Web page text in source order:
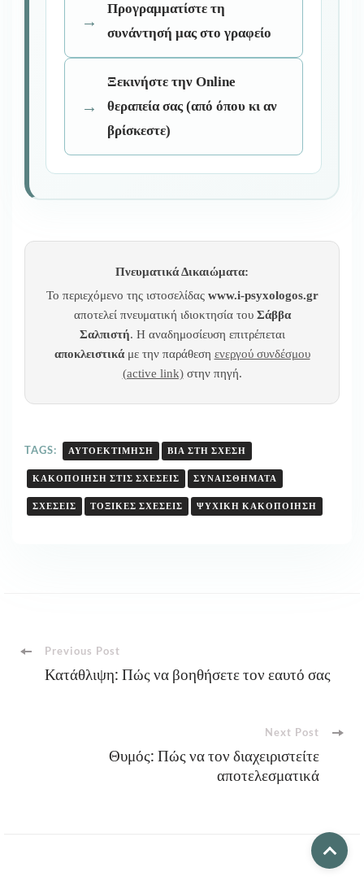
Προγραμματίστε τη
συνάντησή μας στο γραφείο
Ξεκινήστε την Online
θεραπεία σας (από όπου κι αν
βρίσκεστε)
Πνευματικά Δικαιώματα:
Το περιεχόμενο της ιστοσελίδας www.i-psyxologos.gr
αποτελεί πνευματική ιδιοκτησία του Σάββα
Σαλπιστή. Η αναδημοσίευση επιτρέπεται
αποκλειστικάμε την παράθεση ενεργού συνδέσμου
(active link)στην πηγή.
TAGS: ΑΥΤΟΕΚΤΊΜΗΣΗ ΒΊΑ ΣΤΗ ΣΧΈΣΗ
ΚΑΚΟΠΟΊΗΣΗ ΣΤΙΣ ΣΧΈΣΕΙΣ ΣΥΝΑΙΣΘΉΜΑΤΑ
ΣΧΈΣΕΙΣ ΤΟΞΙΚΈΣ ΣΧΈΣΕΙΣ ΨΥΧΙΚΉ ΚΑΚΟΠΟΊΗΣΗ
PostPrevious Post
Κατάθλιψη: Πώς να βοηθήσετε τον εαυτό σας
Next Post
Θυμός: Πώς να τον διαχειριστείτε
αποτελεσματικά